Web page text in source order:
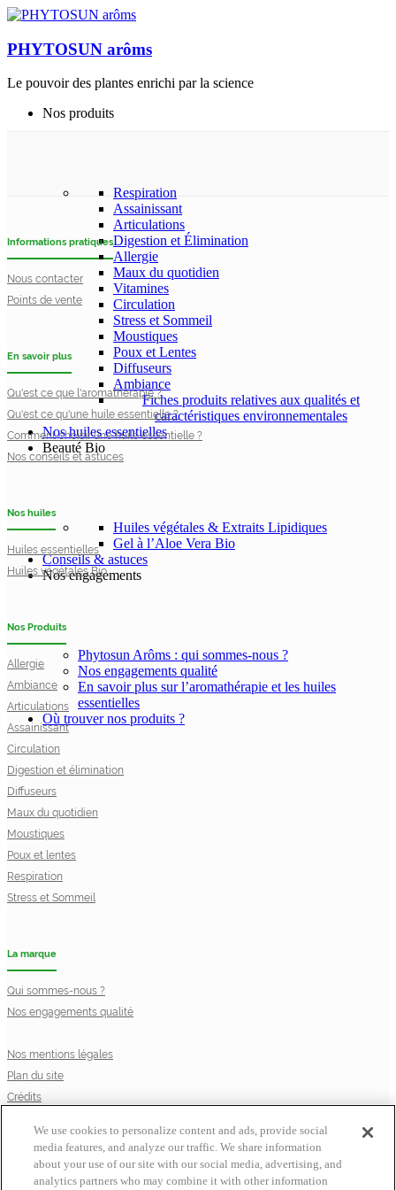
PHYTOSUN arôms
Le pouvoir des plantes enrichi par la science
Nos produits
Respiration
Assainissant
Articulations
Digestion et Élimination
Allergie
Maux du quotidien
Vitamines
Circulation
Stress et Sommeil
Moustiques
Poux et Lentes
Diffuseurs
Ambiance
Fiches produits relatives aux qualités et
caractéristiques environnementales
Nos huiles essentielles
Beauté Bio
Huiles végétales & Extraits Lipidiques
Gel à l’Aloe Vera Bio
Conseils & astuces
Nos engagements
Phytosun Arôms : qui sommes-nous ?
Nos engagements qualité
En savoir plus sur l’aromathérapie et les huiles
essentielles
Où trouver nos produits ?
Informations pratiques
Nous contacter
Points de vente
En savoir plus
Qu'est ce que l'aromathérapie ?
Qu'est ce qu'une huile essentielle ?
Comment choisir une huile essentielle ?
Nos conseils et astuces
Nos huiles
Huiles essentielles
Huiles végétales Bio
Nos Produits
Allergie
Ambiance
Articulations
Assainissant
Circulation
Digestion et élimination
Diffuseurs
Maux du quotidien
Moustiques
Poux et lentes
Respiration
Stress et Sommeil
La marque
Qui sommes-nous ?
Nos engagements qualité
Nos mentions légales
Plan du site
Crédits
Cookie List
© Laboratoire Perrigo France
We use cookies to personalize content and ads, provide social
media features, and analyze our traffic. We share information
about your use of our site with our social media, advertising, and
analytics partners who may combine it with other information